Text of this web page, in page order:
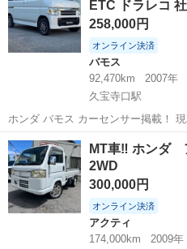
ETC ドラレコ
258,000円
オンライン決済
バモス
92,470km
2007年
久宝寺口駅
ホンダ バモス カーセンサー掲載！ 現車確認、試乗できます！ お問い
合わせお待ちしております！ 年式 2007(H19) 走行距離 9.3万km 車
大阪 八尾市 久宝寺口駅
MT車‼︎ ホンダ
2WD
300,000円
オンライン決済
アクティ
174,000km
2009年